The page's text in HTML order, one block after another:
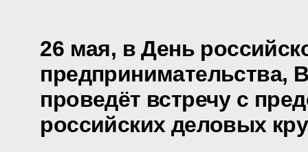
26 мая, в День
предпринимательства,
проведёт встречу с
российских деловых